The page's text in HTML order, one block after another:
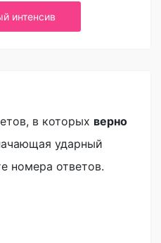
интенсив
в которых верно
ударный
номера ответов.